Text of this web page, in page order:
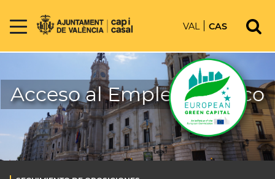
VAL CAS
Acceso al Empleo Público